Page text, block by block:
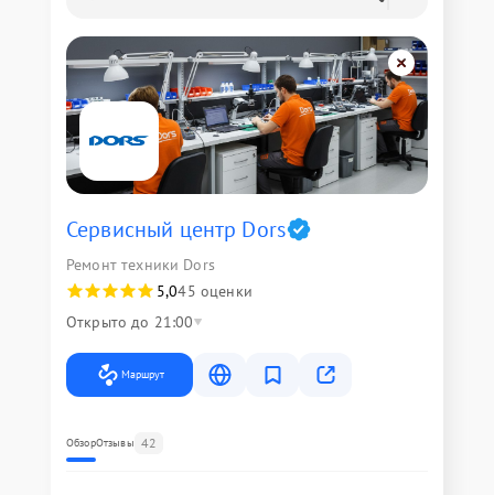
Сервисный центр Dors
Ремонт техники Dors
5,045 оценки
Открыто до 21:00
Маршрут
ОбзорОтзывы 42